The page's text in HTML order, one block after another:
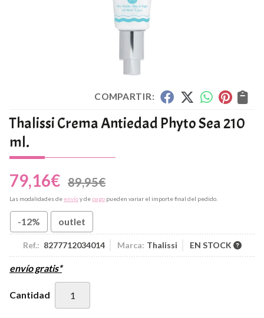
COMPARTIR:
Thalissi Crema Antiedad Phyto Sea 210
ml.
79,16€ 89,95€
Las modalidades de envíoy de pago pueden variar el importe final del pedido.
-12% outlet
Ref.: 8277712034014 Marca: Thalissi EN STOCK
envío gratis*
Cantidad